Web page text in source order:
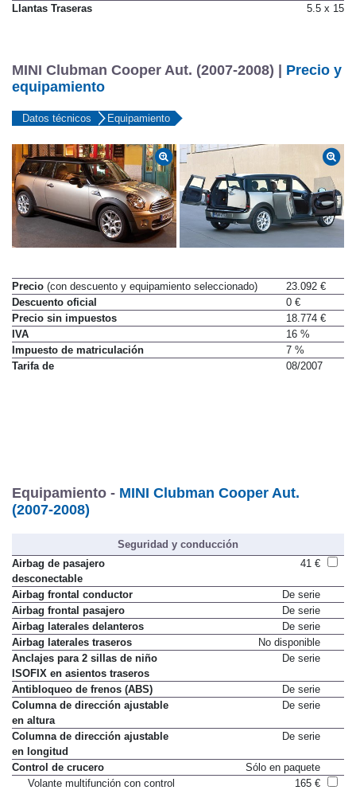
Llantas Traseras 5.5 x 15
MINI Clubman Cooper Aut. (2007-2008) | Precio y
equipamiento
Datos técnicos Equipamiento
Precio (con descuento y equipamiento seleccionado)
23.092 €
Descuento oficial
0 €
Precio sin impuestos
18.774 €
IVA
16 %
Impuesto de matriculación
7 %
Tarifa de
08/2007
Equipamiento - MINI Clubman Cooper Aut.
(2007-2008)
Seguridad y conducción
Airbag de pasajero
desconectable
41 €
Airbag frontal conductor
De serie
Airbag frontal pasajero
De serie
Airbag laterales delanteros
De serie
Airbag laterales traseros
No disponible
Anclajes para 2 sillas de niño
ISOFIX en asientos traseros
De serie
Antibloqueo de frenos (ABS)
De serie
Columna de dirección ajustable
en altura
De serie
Columna de dirección ajustable
en longitud
De serie
Control de crucero
Sólo en paquete
Volante multifunción con control
165 €